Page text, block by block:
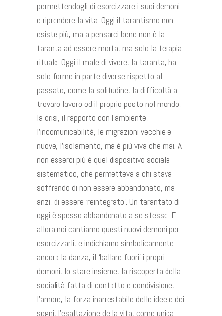
permettendogli di esorcizzare i suoi demoni
e riprendere la vita. Oggi il tarantismo non
esiste più, ma a pensarci bene non è la
taranta ad essere morta, ma solo la terapia
rituale. Oggi il male di vivere, la taranta, ha
solo forme in parte diverse rispetto al
passato, come la solitudine, la difficoltà a
trovare lavoro ed il proprio posto nel mondo,
la crisi, il rapporto con l’ambiente,
l’incomunicabilità, le migrazioni vecchie e
nuove, l’isolamento, ma è più viva che mai. A
non esserci più è quel dispositivo sociale
sistematico, che permetteva a chi stava
soffrendo di non essere abbandonato, ma
anzi, di essere ‘reintegrato’. Un tarantato di
oggi è spesso abbandonato a se stesso. E
allora noi cantiamo questi nuovi demoni per
esorcizzarli, e indichiamo simbolicamente
ancora la danza, il ‘ballare fuori’ i propri
demoni, lo stare insieme, la riscoperta della
socialità fatta di contatto e condivisione,
l’amore, la forza inarrestabile delle idee e dei
sogni, l’esaltazione della vita, come unica